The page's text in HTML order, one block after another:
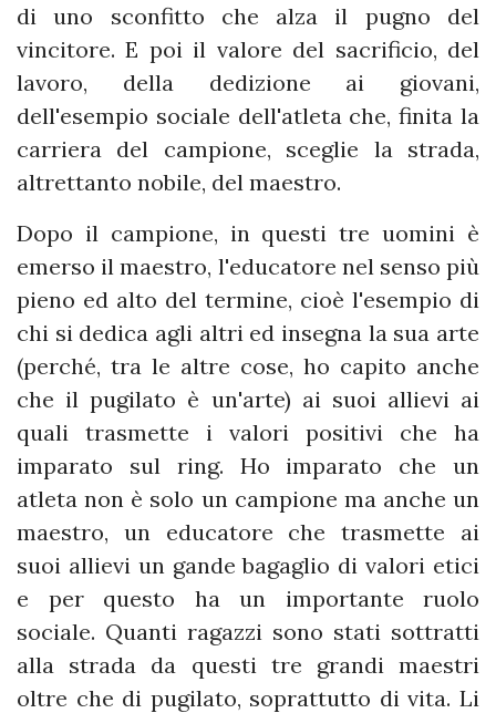
di uno sconfitto che alza il pugno del
vincitore. E poi il valore del sacrificio, del
lavoro, della dedizione ai giovani,
dell'esempio sociale dell'atleta che, finita la
carriera del campione, sceglie la strada,
altrettanto nobile, del maestro.
Dopo il campione, in questi tre uomini è
emerso il maestro, l'educatore nel senso più
pieno ed alto del termine, cioè l'esempio di
chi si dedica agli altri ed insegna la sua arte
(perché, tra le altre cose, ho capito anche
che il pugilato è un'arte) ai suoi allievi ai
quali trasmette i valori positivi che ha
imparato sul ring. Ho imparato che un
atleta non è solo un campione ma anche un
maestro, un educatore che trasmette ai
suoi allievi un gande bagaglio di valori etici
e per questo ha un importante ruolo
sociale. Quanti ragazzi sono stati sottratti
alla strada da questi tre grandi maestri
oltre che di pugilato, soprattutto di vita. Li